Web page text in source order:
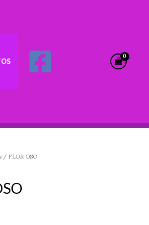
/ FLOR OSO